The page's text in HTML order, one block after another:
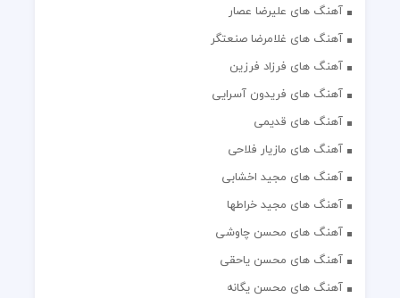
آهنگ های علیرضا عصار
آهنگ های غلامرضا صنعتگر
آهنگ های فرزاد فرزین
آهنگ های فریدون آسرایی
آهنگ های قدیمی
آهنگ های مازیار فلاحی
آهنگ های مجید اخشابی
آهنگ های مجید خراطها
آهنگ های محسن چاوشی
آهنگ های محسن یاحقی
آهنگ های محسن یگانه